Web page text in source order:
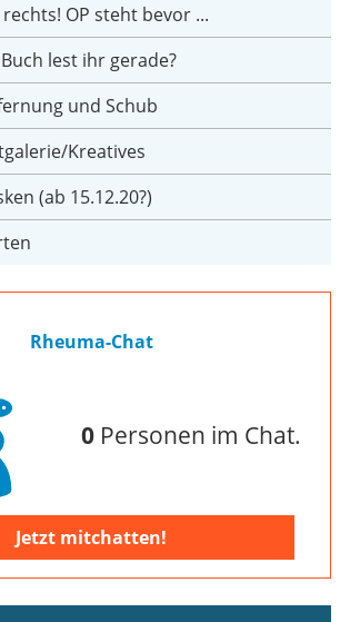
rechts! OP steht bevor ...
lest ihr gerade?
und Schub
Kreatives
(ab 15.12.20?)
Rheuma-Chat
0Personen im Chat.
Jetzt mitchatten!